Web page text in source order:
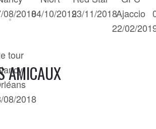
08/201804/10/201923/11/2018Ajaccio
22/02/
tour
08/2018
AMICAUX